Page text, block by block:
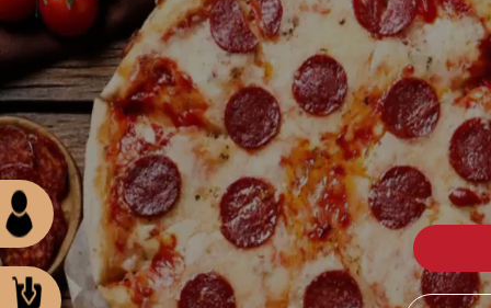
Charte
Qualité
C.G.V
Contact
Mentions
Légales
Mobile